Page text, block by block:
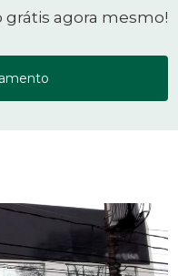
agora mesmo!